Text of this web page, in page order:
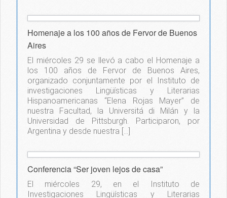
Homenaje a los 100 años de Fervor de Buenos
Aires
El miércoles 29 se llevó a cabo el Homenaje a
los 100 años de Fervor de Buenos Aires,
organizado conjuntamente por el Instituto de
investigaciones Lingüísticas y Literarias
Hispanoamericanas “Elena Rojas Mayer” de
nuestra Facultad, la Universitá di Milán y la
Universidad de Pittsburgh. Participaron, por
Argentina y desde nuestra […]
Conferencia “Ser joven lejos de casa”
El miércoles 29, en el Instituto de
Investigaciones Lingüísticas y Literarias